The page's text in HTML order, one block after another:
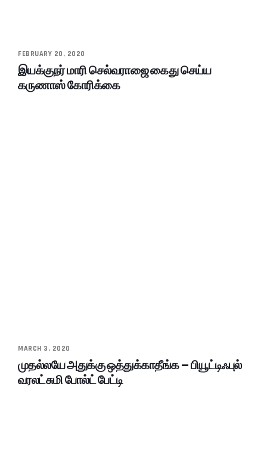
FEBRUARY 20, 2020
இயக்குநர் மாரி செல்வராஜை கைது செய்ய
கருணாஸ் கோரிக்கை
MARCH 3, 2020
முதல்லயே அதுக்கு ஒத்துக்காதீங்க – பியூட்டிஃபுல்
வரலட்சுமி போல்ட் பேட்டி